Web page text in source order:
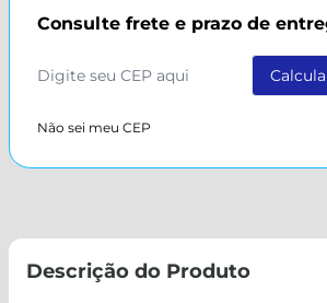
Consulte frete e prazo de
Não sei meu CEP
Descrição do Produto